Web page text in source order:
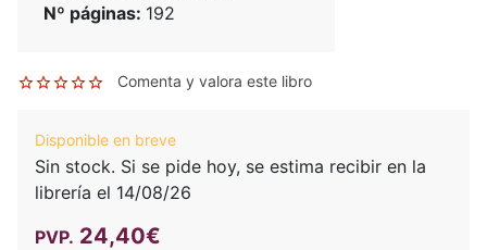
Nº páginas: 192
Comenta y valora este libro
Disponible en breve
Sin stock. Si se pide hoy, se estima recibir en la
librería el 14/08/26
PVP. 24,40€